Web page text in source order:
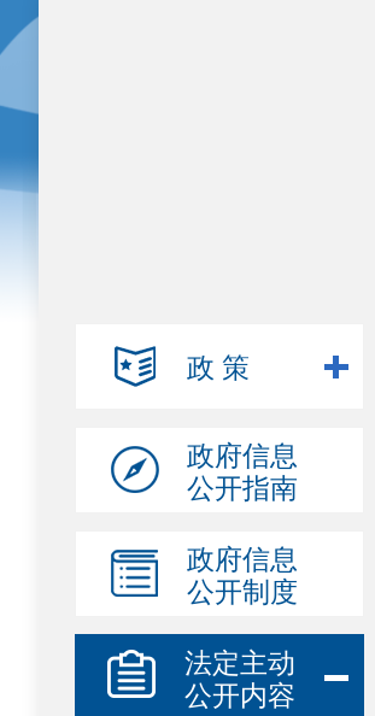
政 策
政府信息
公开指南
政府信息
公开制度
法定主动
公开内容